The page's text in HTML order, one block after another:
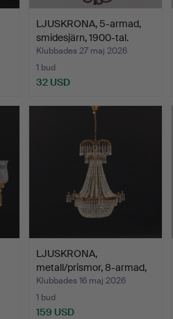
LJUSKRONA, 5-armad,
smidesjärn, 1900-tal.
Klubbades 27 maj 2026
1 bud
32 USD
LJUSKRONA,
metall/prismor, 8-armad,
elektr…
Klubbades 16 maj 2026
1 bud
159 USD